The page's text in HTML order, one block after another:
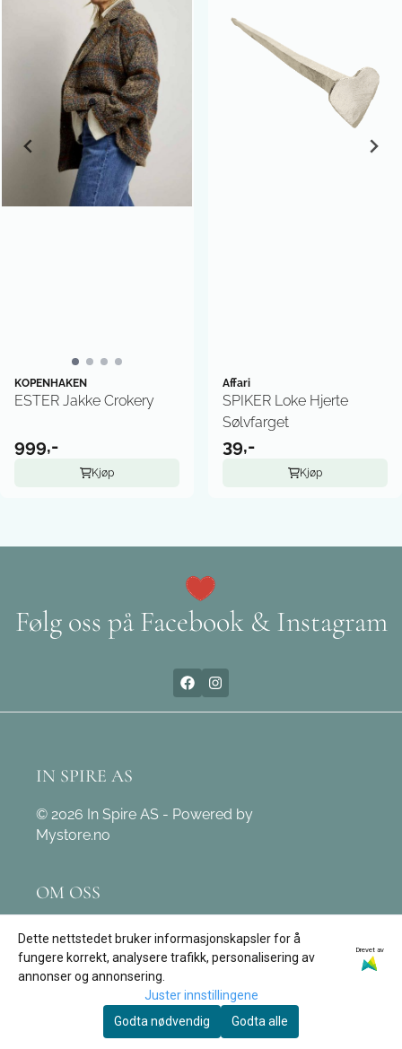
KOPENHAKEN
ESTER Jakke Crokery
999,-
Kjøp
Affari
SPIKER Loke Hjerte
Sølvfarget
39,-
Kjøp
Følg oss på Facebook & Instagram
IN SPIRE AS
© 2026 In Spire AS - Powered by
Mystore.no
OM OSS
Leivdalsvegen 171
6774 Nordfjordeid
Org. nr. 890 162 312
Dette nettstedet bruker informasjonskapsler for å
fungere korrekt, analysere trafikk, personalisering av
annonser og annonsering.
Drevet av
Juster innstillingene
Godta nødvendig
Godta alle